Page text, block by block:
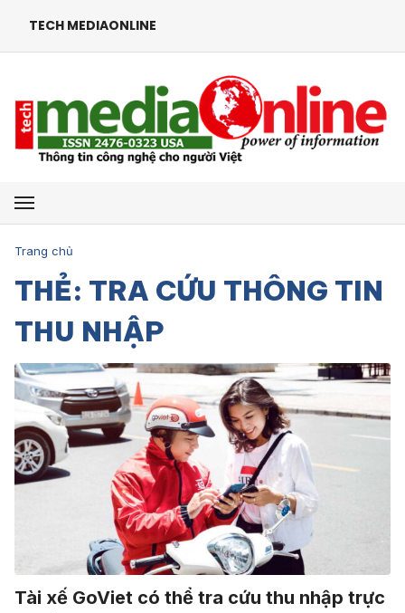
TECH MEDIAONLINE
Mở menu
Trang chủ
THẺ: TRA CỨU THÔNG TIN
THU NHẬP
Tài xế GoViet có thể tra cứu thu nhập trực